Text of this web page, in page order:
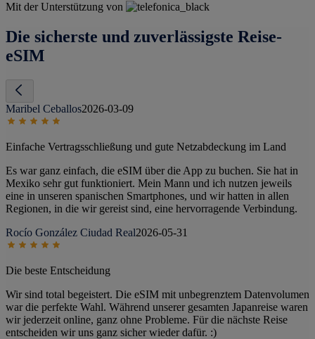
Mit der Unterstützung von
Die sicherste und zuverlässigste Reise-
eSIM
Maribel Ceballos2026-03-09
Einfache Vertragsschließung und gute Netzabdeckung im Land
Es war ganz einfach, die eSIM über die App zu buchen. Sie hat in
Mexiko sehr gut funktioniert. Mein Mann und ich nutzen jeweils
eine in unseren spanischen Smartphones, und wir hatten in allen
Regionen, in die wir gereist sind, eine hervorragende Verbindung.
Rocío González Ciudad Real2026-05-31
Die beste Entscheidung
Wir sind total begeistert. Die eSIM mit unbegrenztem Datenvolumen
war die perfekte Wahl. Während unserer gesamten Japanreise waren
wir jederzeit online, ganz ohne Probleme. Für die nächste Reise
entscheiden wir uns ganz sicher wieder dafür. :)